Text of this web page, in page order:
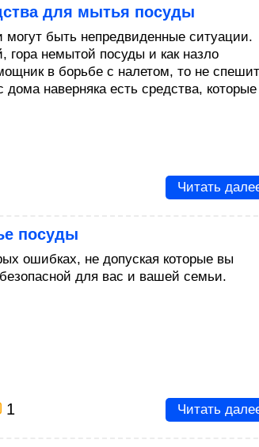
для мытья посуды
могут быть непредвиденные ситуации.
гора немытой посуды и как назло
в борьбе с налетом, то не
наверняка есть средства, которые
Читать
посуды
ошибках, не допуская которые вы
для вас и вашей семьи.
1 Читать